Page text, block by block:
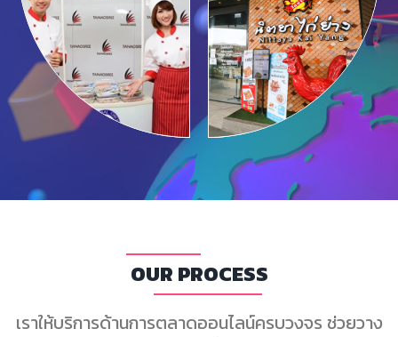
OUR PROCESS
เราให้บริการด้านการตลาดออนไลน์ครบวงจร ช่วยวาง